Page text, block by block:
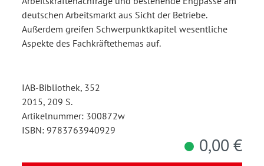
deutschen Arbeitsmarkt aus Sicht der Betriebe.
Außerdem greifen Schwerpunktkapitel wesentliche
Aspekte des Fachkräftethemas auf.
IAB-Bibliothek, 352
2015, 209 S.
Artikelnummer: 300872w
ISBN: 9783763940929
0,00 €